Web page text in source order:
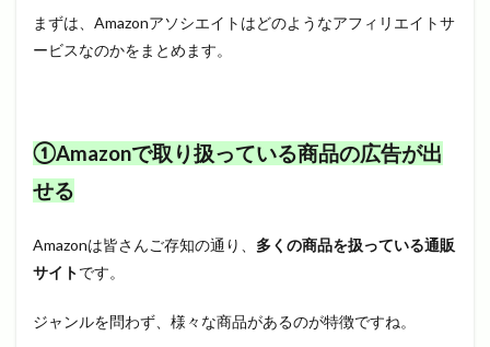
まずは、Amazonアソシエイトはどのようなアフィリエイトサ
ービスなのかをまとめます。
①Amazonで取り扱っている商品の広告が出
せる
Amazonは皆さんご存知の通り、 多くの商品を扱っている通販
サイトです。
ジャンルを問わず、様々な商品があるのが特徴ですね。